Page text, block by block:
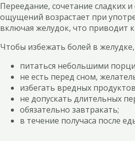
Переедание, сочетание сладких
ощущений возрастает при
включая желудок, что приводит
Чтобы избежать болей в
питаться небольшими
не есть перед сном,
избегать вредных
не допускать длительных
обязательно завтракать;
в течение получаса после